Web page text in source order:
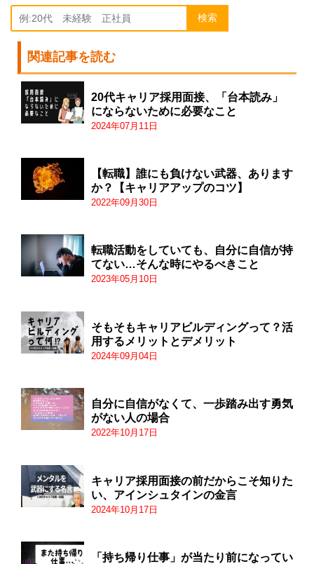
検索
関連記事を読む
20代キャリア採用面接、「台本読み」
にならないために必要なこと
2024年07月11日
【転職】誰にも負けない武器、あります
か？【キャリアアップのコツ】
2022年09月30日
転職活動をしていても、自分に自信が持
てない…そんな時にやるべきこと
2023年05月10日
そもそもキャリアビルディングって？活
用するメリットとデメリット
2024年09月04日
自分に自信がなくて、一歩踏み出す勇気
がない人の場合
2022年10月17日
キャリア採用面接の前だからこそ知りた
い、アインシュタインの金言
2024年10月17日
「持ち帰り仕事」が当たり前になってい